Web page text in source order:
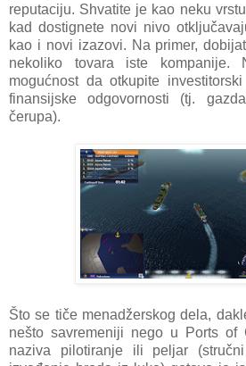
reputaciju. Shvatite je kao neku
kad dostignete novi nivo
kao i novi izazovi. Na primer,
nekoliko tovara iste kompanije.
mogućnost da otkupite
finansijske odgovornosti (tj.
čerupa).
Što se tiče menadžerskog dela,
nešto savremeniji nego u Ports
naziva pilotiranje ili peljar